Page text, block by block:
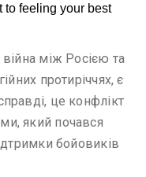
між Росією та
протиріччях, є
це конфлікт
який почався
бойовиків